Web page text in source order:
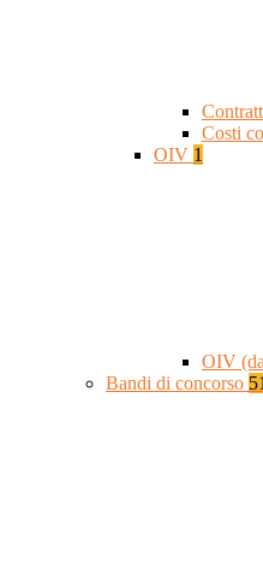
Costi
OIV 1
OIV
Bandi di concorso 51